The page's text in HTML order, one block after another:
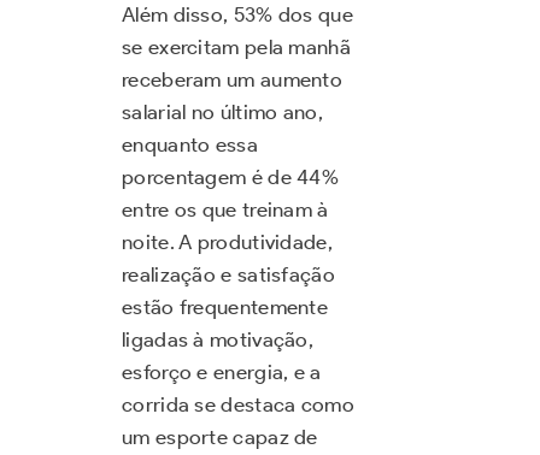
Além disso, 53% dos que
se exercitam pela manhã
receberam um aumento
salarial no último ano,
enquanto essa
porcentagem é de 44%
entre os que treinam à
noite. A produtividade,
realização e satisfação
estão frequentemente
ligadas à motivação,
esforço e energia, e a
corrida se destaca como
um esporte capaz de